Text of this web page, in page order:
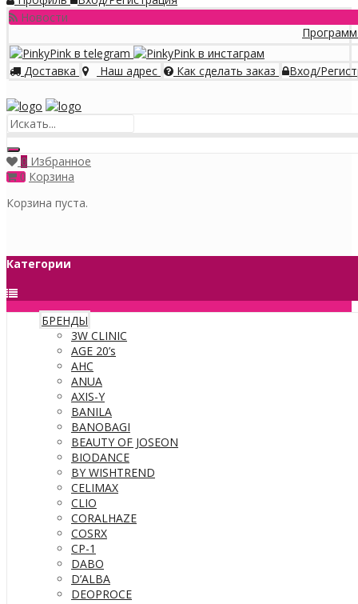
Новости
Программа лояльности
Доставка Наш адрес Как сделать заказ Вход/
Меню
0 Избранное
0 Корзина
Корзина пуста.
Категории
БРЕНДЫ
3W CLINIC
AGE 20’s
AHC
ANUA
AXIS-Y
BANILA
BANOBAGI
BEAUTY OF JOSEON
BIODANCE
BY WISHTREND
CELIMAX
CLIO
CORALHAZE
COSRX
CP-1
DABO
D’ALBA
DEOPROCE